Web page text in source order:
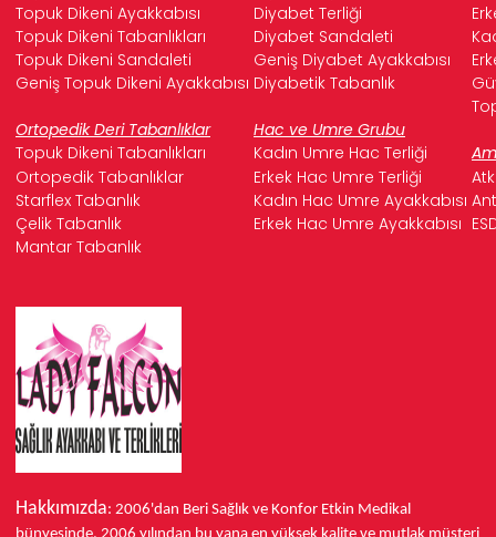
Topuk Dikeni Ayakkabısı
Diyabet Terliği
Topuk Dikeni Tabanlıkları
Diyabet Sandaleti
Topuk Dikeni Sandaleti
Geniş Diyabet Ayakkabısı
Geniş Topuk Dikeni Ayakkabısı Diyabetik Tabanlık
Ortopedik Deri Tabanlıklar
Hac ve Umre Grubu
Topuk Dikeni Tabanlıkları
Kadın Umre Hac Terliği
Ortopedik Tabanlıklar
Erkek Hac Umre Terliği
Starflex Tabanlık
Kadın Hac Umre Ayakkabısı
Çelik Tabanlık
Erkek Hac Umre Ayakkabısı
Mantar Tabanlık
Hakkımızda: 2006'dan Beri Sağlık ve Konfor Etkin Medikal
bünyesinde, 2006 yılından bu yana en yüksek kalite ve mutlak müşteri